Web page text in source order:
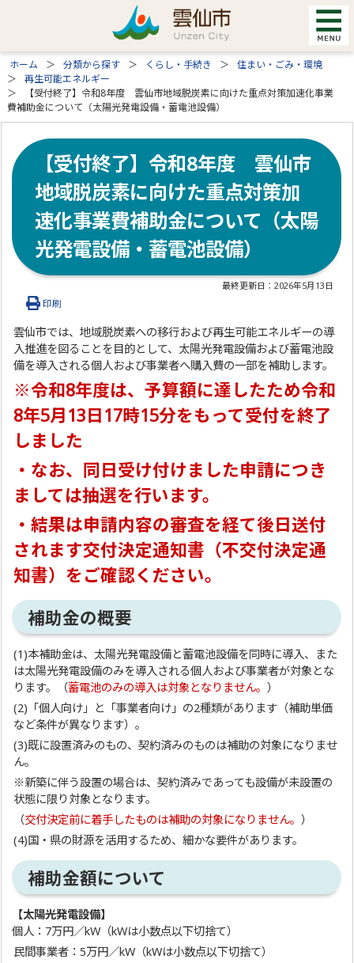
ホーム 分類から探す くらし・手続き
住まい・ごみ・環境
再生可能エネルギー
【受付終了】令和8年度 雲仙市地域脱炭素に向けた重点対策加速化事業
費補助金について（太陽光発電設備・蓄電池設備）
【受付終了】令和8年度 雲仙市
地域脱炭素に向けた重点対策加
速化事業費補助金について（太陽
光発電設備・蓄電池設備）
最終更新日：2026年5月13日
印刷
雲仙市では、地域脱炭素への移行および再生可能エネルギーの導
入推進を図ることを目的として、太陽光発電設備および蓄電池設
備を導入される個人および事業者へ購入費の一部を補助します。
※令和8年度は、予算額に達したため令和
8年5月13日17時15分をもって受付を終了
しました
・なお、同日受け付けました申請につき
ましては抽選を行います。
・結果は申請内容の審査を経て後日送付
されます交付決定通知書（不交付決定通
知書）をご確認ください。
補助金の概要
(1)本補助金は、太陽光発電設備と蓄電池設備を同時に導入、また
は太陽光発電設備のみを導入される個人および事業者が対象とな
ります。（蓄電池のみの導入は対象となりません。）
(2)「個人向け」と「事業者向け」の2種類があります（補助単価
など条件が異なります）。
(3)既に設置済みのもの、契約済みのものは補助の対象になりませ
ん。
※新築に伴う設置の場合は、契約済みであっても設備が未設置の
状態に限り対象となります。
（交付決定前に着手したものは補助の対象になりません。）
(4)国・県の財源を活用するため、細かな要件があります。
補助金額について
【太陽光発電設備】
個人：7万円／kW（kWは小数点以下切捨て）
民間事業者：5万円／kW（kWは小数点以下切捨て）